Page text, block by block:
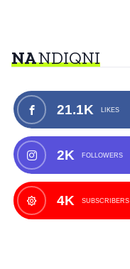
NANDIQNI
21.1K LIKES
2K FOLLOWERS
4K SUBSCRIBERS